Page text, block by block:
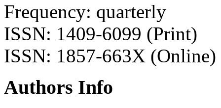
Frequency: quarterly
ISSN: 1409-6099 (Print)
ISSN: 1857-663X (Online)
Authors Info